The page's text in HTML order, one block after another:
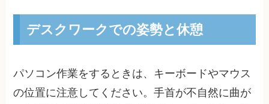
デスクワークでの姿勢と休憩
パソコン作業をするときは、キーボードやマウス
の位置に注意してください。手首が不自然に曲が